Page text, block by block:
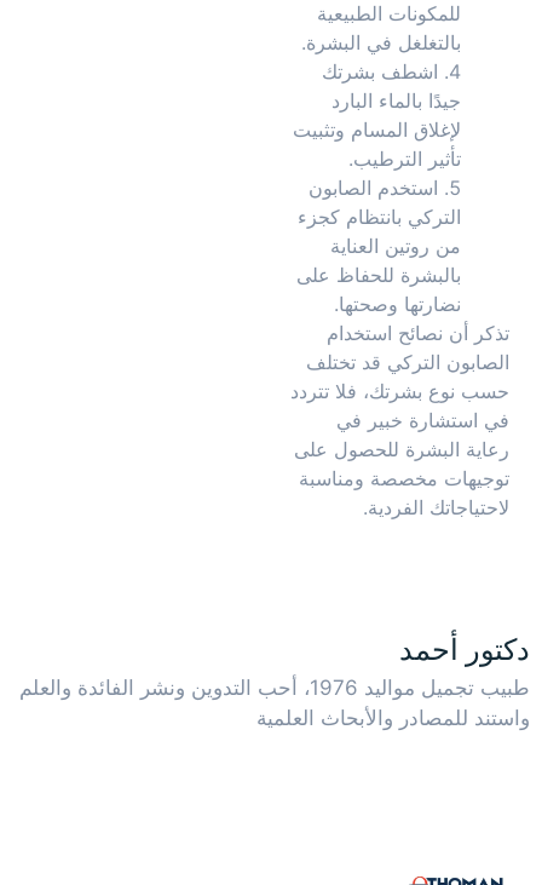
للمكونات الطبيعية
بالتغلغل في البشرة.
اشطف بشرتك
جيدًا بالماء البارد
لإغلاق المسام وتثبيت
تأثير الترطيب.
استخدم الصابون
التركي بانتظام كجزء
من روتين العناية
بالبشرة للحفاظ على
نضارتها وصحتها.
تذكر أن نصائح استخدام
الصابون التركي قد تختلف
حسب نوع بشرتك، فلا تتردد
في استشارة خبير في
رعاية البشرة للحصول على
توجيهات مخصصة ومناسبة
لاحتياجاتك الفردية.
دكتور أحمد
طبيب تجميل مواليد 1976، أحب التدوين ونشر الفائدة والعلم
واستند للمصادر والأبحاث العلمية